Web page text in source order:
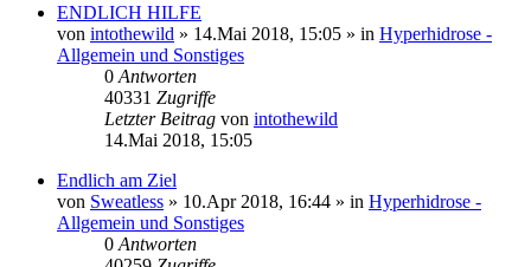
ENDLICH HILFE
von intothewild » 14.Mai 2018, 15:05 » in Hyperhidrose -
Allgemein und Sonstiges
0 Antworten
40331 Zugriffe
Letzter Beitrag von intothewild
14.Mai 2018, 15:05
Endlich am Ziel
von Sweatless » 10.Apr 2018, 16:44 » in Hyperhidrose -
Allgemein und Sonstiges
0 Antworten